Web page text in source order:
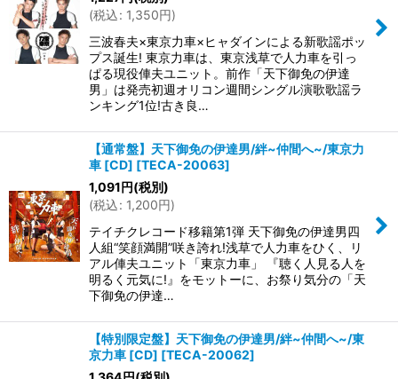
(税込: 1,350円)
三波春夫×東京力車×ヒャダインによる新歌謡ポッ
プス誕生! 東京力車は、東京浅草で人力車を引っ
ぱる現役俥夫ユニット。前作「天下御免の伊達
男」は発売初週オリコン週間シングル演歌歌謡ラ
ンキング1位!古き良…
【通常盤】天下御免の伊達男/絆~仲間へ~/東京力
車 [CD] [TECA-20063]
1,091円(税別)
(税込: 1,200円)
テイチクレコード移籍第1弾 天下御免の伊達男四
人組“笑顔満開”咲き誇れ!浅草で人力車をひく、リ
アル俥夫ユニット「東京力車」 『聴く人見る人を
明るく元気に!』をモットーに、お祭り気分の「天
下御免の伊達…
【特別限定盤】天下御免の伊達男/絆~仲間へ~/東
京力車 [CD] [TECA-20062]